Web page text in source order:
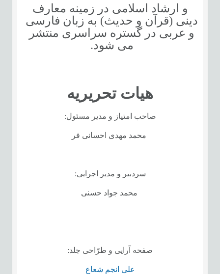
و ارشاد اسلامی در زمینه معارف
دینی (قرآن و حدیث) به زبان فارسی
و عربی در گستره سراسری منتشر
می ­شود.
هیات تحریریه
صاحب امتیاز و مدیر مسئول:
محمد مهدی احسانی فر
سردبیر و مدیر اجرایی:
محمد جواد حسنی
صفحه­ آرایی و طرّاحی جلد:
علی انجم ­شعاع